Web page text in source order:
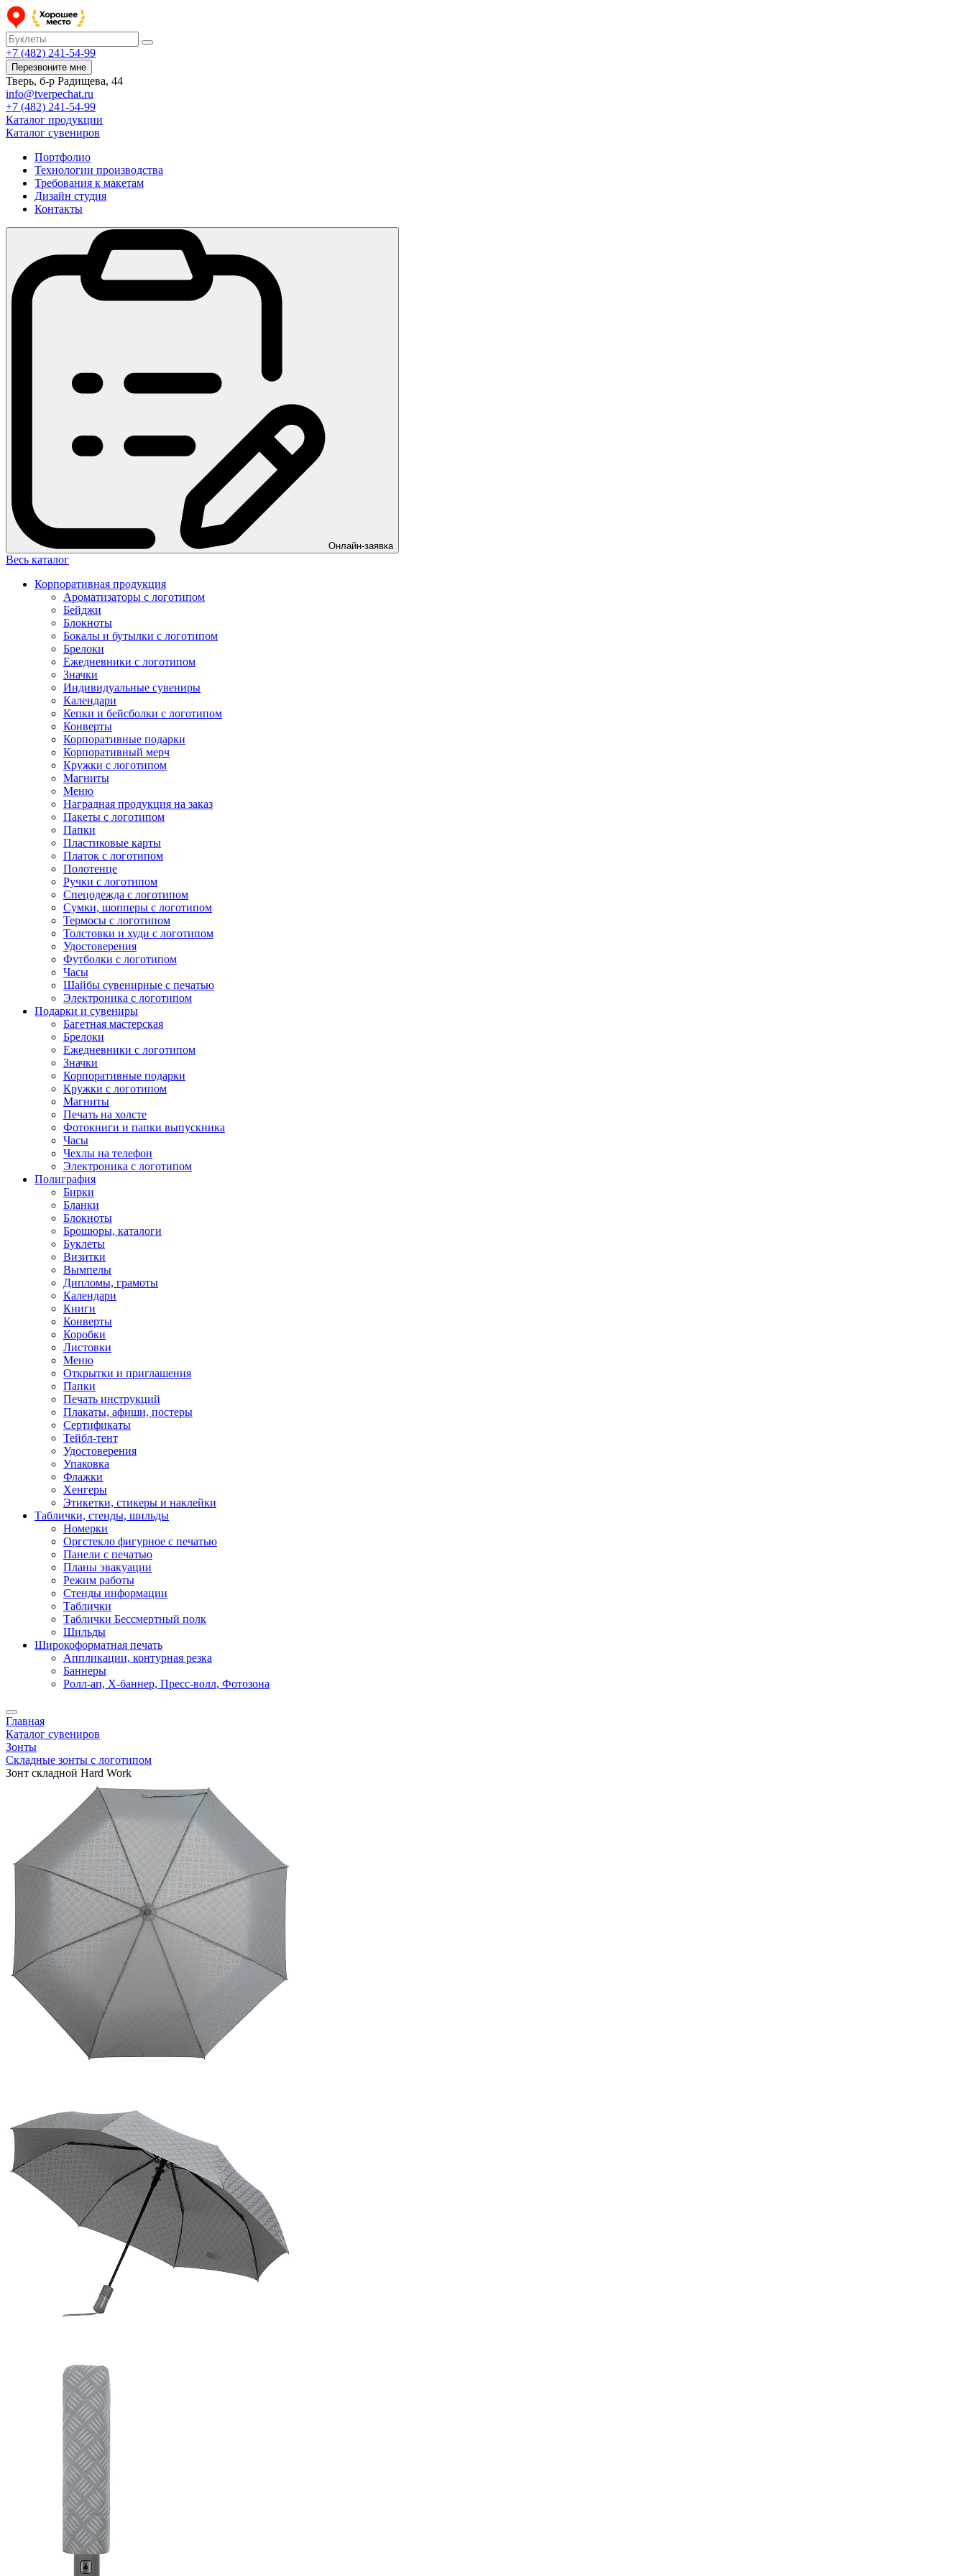
+7 (482) 241-54-99
Перезвоните мне
Тверь, б-р Радищева, 44
info@tverpechat.ru
+7 (482) 241-54-99
Каталог продукции
Каталог сувениров
Портфолио
Технологии производства
Требования к макетам
Дизайн студия
Контакты
Онлайн-заявка
Весь каталог
Корпоративная продукция
Ароматизаторы с логотипом
Бейджи
Блокноты
Бокалы и бутылки с логотипом
Брелоки
Ежедневники с логотипом
Значки
Индивидуальные сувениры
Календари
Кепки и бейсболки с логотипом
Конверты
Корпоративные подарки
Корпоративный мерч
Кружки с логотипом
Магниты
Меню
Наградная продукция на заказ
Пакеты с логотипом
Папки
Пластиковые карты
Платок с логотипом
Полотенце
Ручки с логотипом
Спецодежда с логотипом
Сумки, шопперы с логотипом
Термосы с логотипом
Толстовки и худи с логотипом
Удостоверения
Футболки с логотипом
Часы
Шайбы сувенирные с печатью
Электроника с логотипом
Подарки и сувениры
Багетная мастерская
Брелоки
Ежедневники с логотипом
Значки
Корпоративные подарки
Кружки с логотипом
Магниты
Печать на холсте
Фотокниги и папки выпускника
Часы
Чехлы на телефон
Электроника с логотипом
Полиграфия
Бирки
Бланки
Блокноты
Брошюры, каталоги
Буклеты
Визитки
Вымпелы
Дипломы, грамоты
Календари
Книги
Конверты
Коробки
Листовки
Меню
Открытки и приглашения
Папки
Печать инструкций
Плакаты, афиши, постеры
Сертификаты
Тейбл-тент
Удостоверения
Упаковка
Флажки
Хенгеры
Этикетки, стикеры и наклейки
Таблички, стенды, шильды
Номерки
Оргстекло фигурное с печатью
Панели с печатью
Планы эвакуации
Режим работы
Стенды информации
Таблички
Таблички Бессмертный полк
Шильды
Широкоформатная печать
Аппликации, контурная резка
Баннеры
Ролл-ап, X-баннер, Пресс-волл, Фотозона
Главная
Каталог сувениров
Зонты
Складные зонты с логотипом
Зонт складной Hard Work